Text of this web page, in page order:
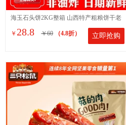
海玉石头饼2KG整箱 山西特产粗粮饼干老
饼坊手工石子馍零食品包邮
￥ 28.8 ￥60 （4.8折） 立即抢购